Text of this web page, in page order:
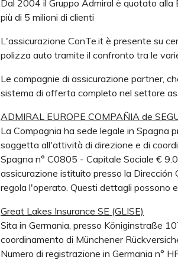
Dal 2004 il Gruppo Admiral è quotato
più di 5 milioni di clienti
L'assicurazione ConTe.it è presente su
polizza auto tramite il confronto tra le
Le compagnie di assicurazione partner,
sistema di offerta completo nel settore
ADMIRAL EUROPE COMPAÑIA de
La Compagnia ha sede legale in Spagna
soggetta all'attività di direzione e di
Spagna n° C0805 - Capitale Sociale €
assicurazione istituito presso la Dirección
regola l'operato. Questi dettagli possono
Great Lakes Insurance SE (GLISE)
Sita in Germania, presso Königinstraße
coordinamento di Münchener
Numero di registrazione in Germania n°